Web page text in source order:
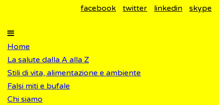
facebook twitter linkedin skype
Home
La salute dalla A alla Z
Stili di vita, alimentazione e ambiente
Falsi miti e bufale
Chi siamo